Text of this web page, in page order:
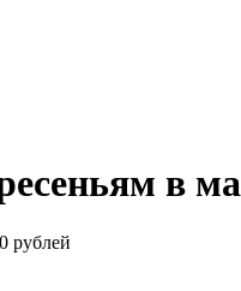
в
рублей